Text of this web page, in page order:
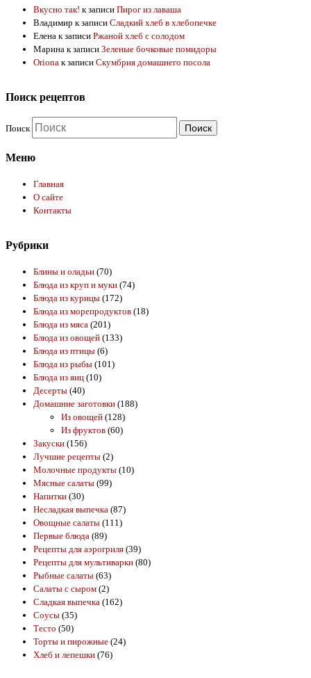
Вкусно так! к записи Пирог из лаваша
Владимир к записи Сладкий хлеб в хлебопечке
Елена к записи Ржаной хлеб с солодом
Марина к записи Зеленые бочковые помидоры
Oriona к записи Скумбрия домашнего посола
Поиск рецептов
Поиск
Меню
Главная
О сайте
Контакты
Рубрики
Блины и оладьи (70)
Блюда из круп и муки (74)
Блюда из курицы (172)
Блюда из морепродуктов (18)
Блюда из мяса (201)
Блюда из овощей (133)
Блюда из птицы (6)
Блюда из рыбы (101)
Блюда из яиц (10)
Десерты (40)
Домашние заготовки (188)
Из овощей (128)
Из фруктов (60)
Закуски (156)
Лучшие рецепты (2)
Молочные продукты (10)
Мясные салаты (99)
Напитки (30)
Несладкая выпечка (87)
Овощные салаты (111)
Первые блюда (89)
Рецепты для аэрогриля (39)
Рецепты для мультиварки (80)
Рыбные салаты (63)
Салаты с сыром (2)
Сладкая выпечка (162)
Соусы (35)
Тесто (50)
Торты и пирожные (24)
Хлеб и лепешки (76)